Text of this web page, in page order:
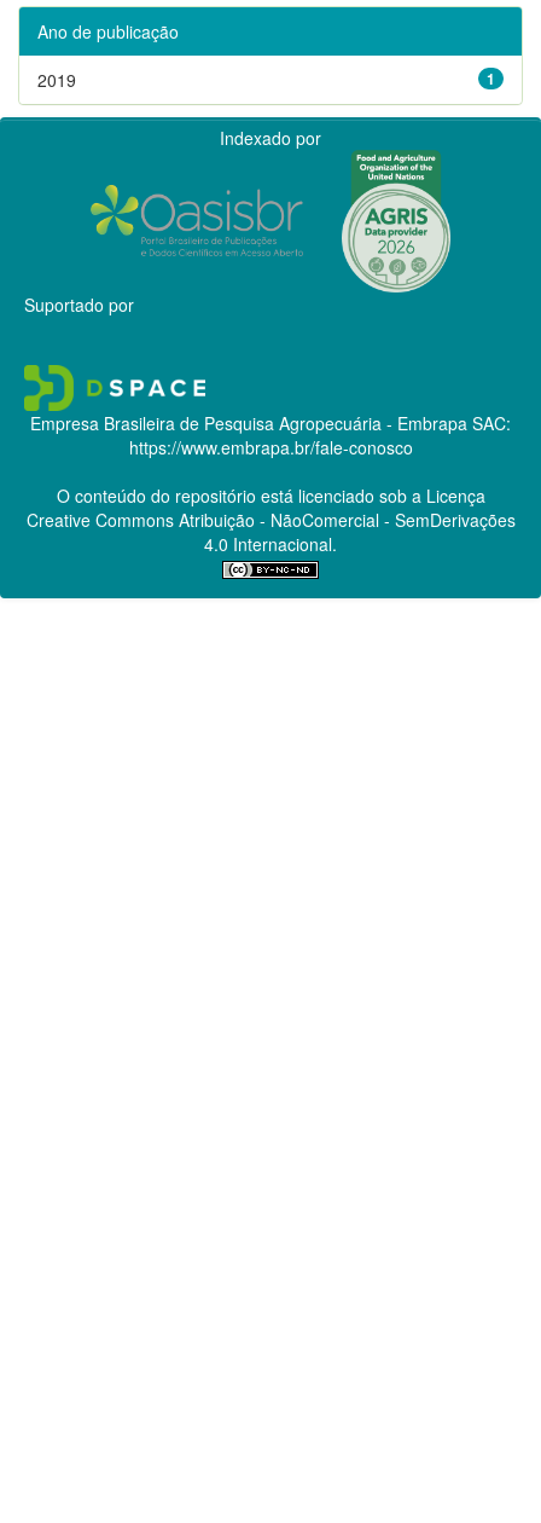
Ano de publicação
1
2019
Indexado por
Suportado por
Empresa Brasileira de Pesquisa Agropecuária - Embrapa SAC:
https://www.embrapa.br/fale-conosco
O conteúdo do repositório está licenciado sob a Licença
Creative CommonsAtribuição - NãoComercial - SemDerivações
4.0 Internacional.